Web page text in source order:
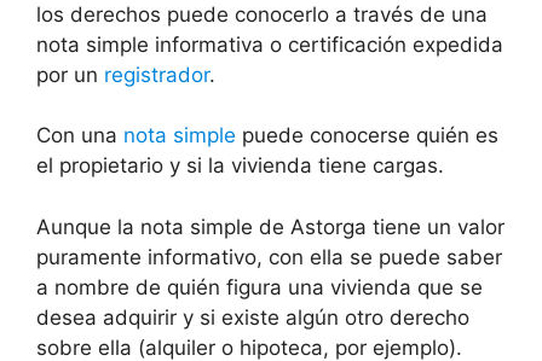
los derechos puede conocerlo a través de una
nota simple informativa o certificación expedida
por un registrador.
Con una nota simple puede conocerse quién es
el propietario y si la vivienda tiene cargas.
Aunque la nota simple de Astorga tiene un valor
puramente informativo, con ella se puede saber
a nombre de quién figura una vivienda que se
desea adquirir y si existe algún otro derecho
sobre ella (alquiler o hipoteca, por ejemplo).